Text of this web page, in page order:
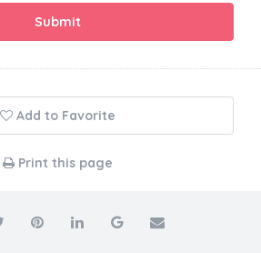
Submit
Add to Favorite
Print this page